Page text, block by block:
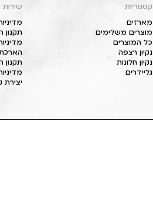
קטגוריות
מארזים
מוצרים משלימים
כל המוצרים
נקיון רצפה
נקיון חלונות
גליידרים
שירות
תקנון
תקנון